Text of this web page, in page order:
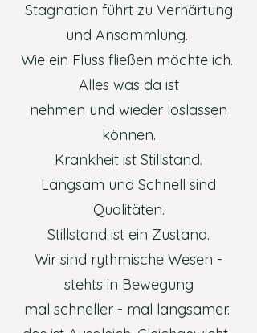
Stagnation führt zu Verhärtung
und Ansammlung.
Wie ein Fluss fließen möchte ich.
Alles was da ist
nehmen und wieder loslassen
können.
Krankheit ist Stillstand.
Langsam und Schnell sind
Qualitäten.
Stillstand ist ein Zustand.
Wir sind rythmische Wesen -
stehts in Bewegung
mal schneller - mal langsamer.